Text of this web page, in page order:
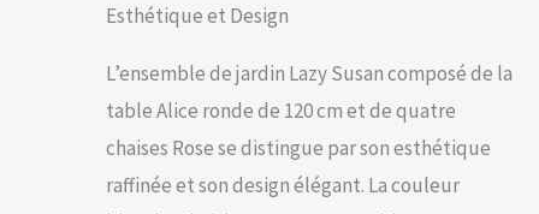
coulés à la main avec
du sable dans un
aluminium solide et
durable. FINITION
RÉSISTANTE: nos
Esthétique et Design
L’ensemble de jardin Lazy Susan composé de la
table Alice ronde de 120 cm et de quatre
chaises Rose se distingue par son esthétique
raffinée et son design élégant. La couleur